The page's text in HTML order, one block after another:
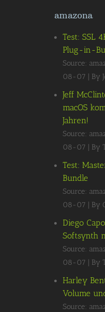
amazona
Test: SSL
Plug-in-
Source:
08-07
By
Jeff
macOS
Jahren!
Source:
08-07
By
Test:
Bundle
Source:
08-07
By
Diego
Softsynth
Source:
08-07
By
Harley
Volume
Source: